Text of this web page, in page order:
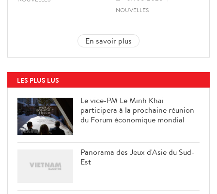
NOUVELLES
En savoir plus
LES PLUS LUS
Le vice-PM Le Minh Khai
participera à la prochaine réunion
du Forum économique mondial
Panorama des Jeux d'Asie du Sud-
Est